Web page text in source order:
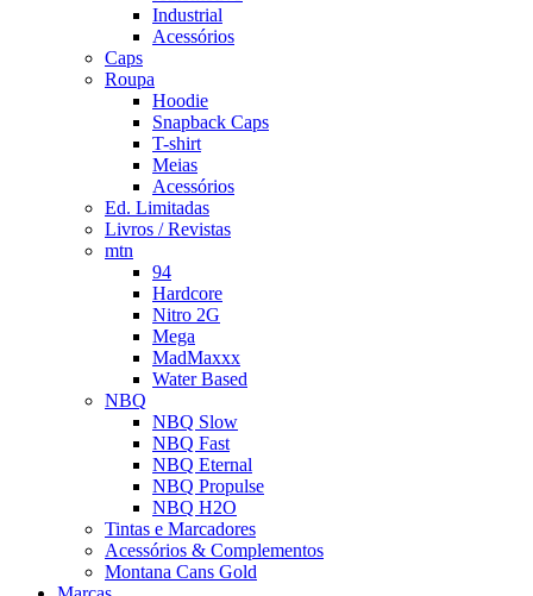
Industrial
Acessórios
Caps
Roupa
Hoodie
Snapback Caps
T-shirt
Meias
Acessórios
Ed. Limitadas
Livros / Revistas
mtn
94
Hardcore
Nitro 2G
Mega
MadMaxxx
Water Based
NBQ
NBQ Slow
NBQ Fast
NBQ Eternal
NBQ Propulse
NBQ H2O
Tintas e Marcadores
Acessórios & Complementos
Montana Cans Gold